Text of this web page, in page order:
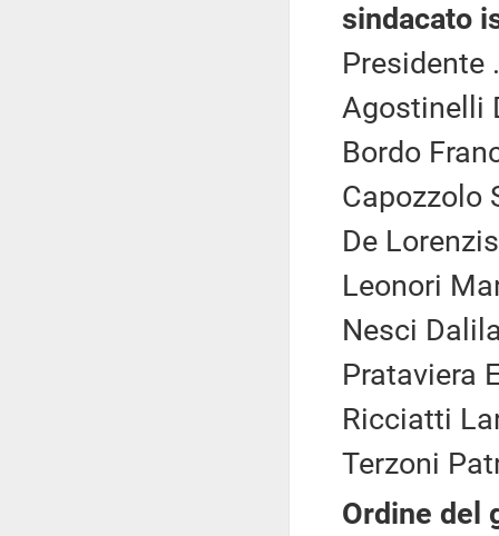
sindacato
Presidente
Agostinelli
Bordo
Capozzolo
De
Leonori
Nesci
Prataviera
Ricciatti
Terzoni
Ordine del